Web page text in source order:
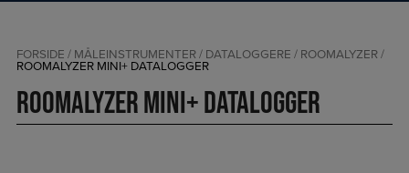
FORSIDE / MÅLEINSTRUMENTER/ DATALOGGERE / ROOMALYZER/
ROOMALYZER MINI+ DATALOGGER
RoomAlyzer Mini+ datalogger